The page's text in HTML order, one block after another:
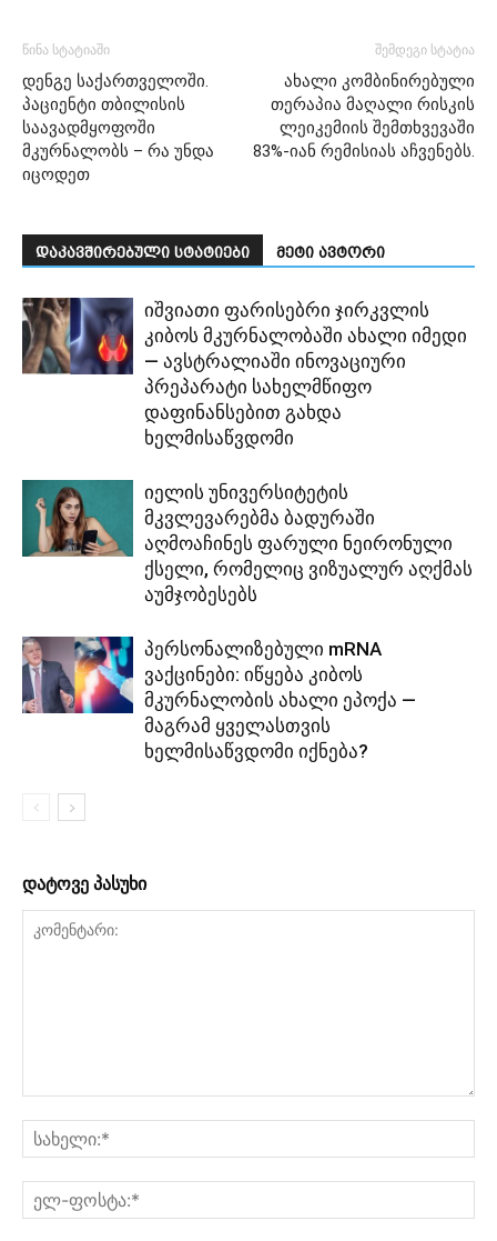
წინა სტატიაში
დენგე საქართველოში.
პაციენტი თბილისის
საავადმყოფოში
მკურნალობს – რა უნდა
იცოდეთ
შემდეგი სტატია
ახალი კომბინირებული
თერაპია მაღალი რისკის
ლეიკემიის შემთხვევაში
83%-იან რემისიას აჩვენებს.
დაკავშირებული სტატიები მეტი ავტორი
იშვიათი ფარისებრი ჯირკვლის
კიბოს მკურნალობაში ახალი იმედი
— ავსტრალიაში ინოვაციური
პრეპარატი სახელმწიფო
დაფინანსებით გახდა
ხელმისაწვდომი
იელის უნივერსიტეტის
მკვლევარებმა ბადურაში
აღმოაჩინეს ფარული ნეირონული
ქსელი, რომელიც ვიზუალურ აღქმას
აუმჯობესებს
პერსონალიზებული mRNA
ვაქცინები: იწყება კიბოს
მკურნალობის ახალი ეპოქა —
მაგრამ ყველასთვის
ხელმისაწვდომი იქნება?
დატოვე პასუხი